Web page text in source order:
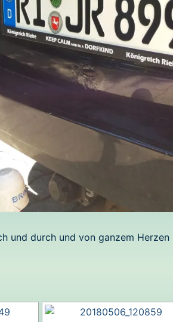
und durch und von ganzem